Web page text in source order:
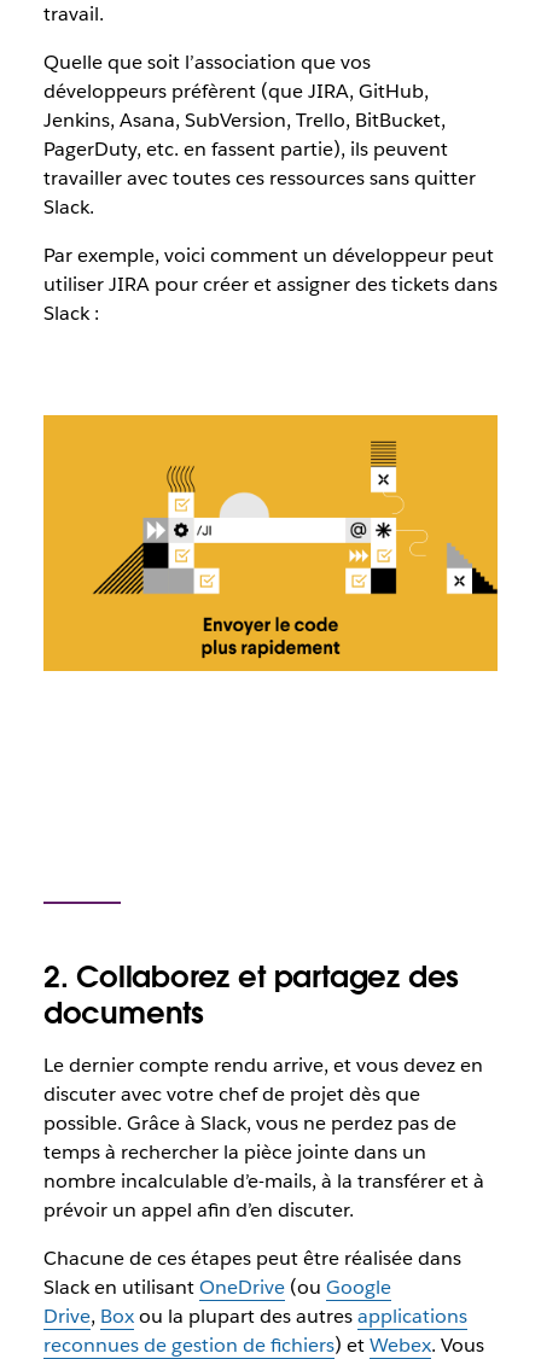
travail.
Quelle que soit l’association que vos
développeurs préfèrent (que JIRA, GitHub,
Jenkins, Asana, SubVersion, Trello, BitBucket,
PagerDuty, etc. en fassent partie), ils peuvent
travailler avec toutes ces ressources sans quitter
Slack.
Par exemple, voici comment un développeur peut
utiliser JIRA pour créer et assigner des tickets dans
Slack :
2. Collaborez et partagez des
documents
Le dernier compte rendu arrive, et vous devez en
discuter avec votre chef de projet dès que
possible. Grâce à Slack, vous ne perdez pas de
temps à rechercher la pièce jointe dans un
nombre incalculable d’e-mails, à la transférer et à
prévoir un appel afin d’en discuter.
Chacune de ces étapes peut être réalisée dans
Slack en utilisantOneDrive(ou Google
Drive, Boxou la plupart des autresapplications
reconnues de gestion de fichiers) etWebex. Vous